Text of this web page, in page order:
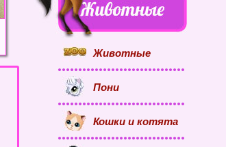
Животные
Пони
Кошки и котята